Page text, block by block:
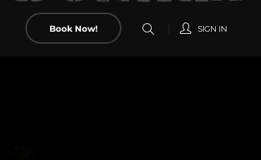
Book Now! SIGN IN